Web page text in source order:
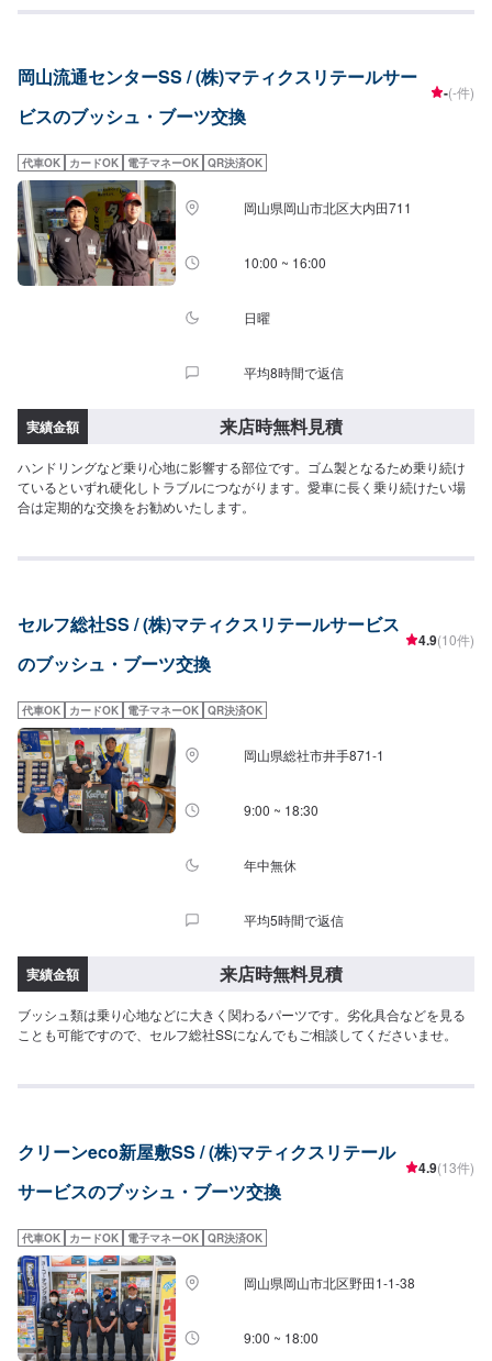
岡山流通センターSS / (株)マティクスリテールサー
ビスのブッシュ・ブーツ交換
-(-件)
代車OK カードOK 電子マネーOK QR決済OK
岡山県岡山市北区大内田711
10:00 ~ 16:00
日曜
平均8時間で返信
実績金額 来店時無料見積
ハンドリングなど乗り心地に影響する部位です。ゴム製となるため乗り続け
ているといずれ硬化しトラブルにつながります。愛車に長く乗り続けたい場
合は定期的な交換をお勧めいたします。
セルフ総社SS / (株)マティクスリテールサービス
のブッシュ・ブーツ交換
4.9(10件)
代車OK カードOK 電子マネーOK QR決済OK
岡山県総社市井手871-1
9:00 ~ 18:30
年中無休
平均5時間で返信
実績金額 来店時無料見積
ブッシュ類は乗り心地などに大きく関わるパーツです。劣化具合などを見る
ことも可能ですので、セルフ総社SSになんでもご相談してくださいませ。
クリーンeco新屋敷SS / (株)マティクスリテール
サービスのブッシュ・ブーツ交換
4.9(13件)
代車OK カードOK 電子マネーOK QR決済OK
岡山県岡山市北区野田1-1-38
9:00 ~ 18:00